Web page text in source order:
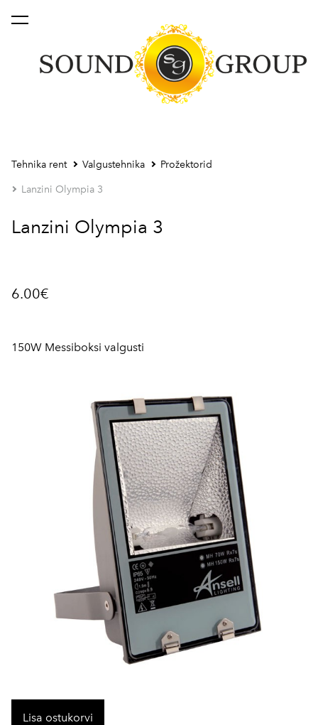
lisati ostukorvi. Vaata ostukorvi
Tehnika rent Valgustehnika Prožektorid
Lanzini Olympia 3
Lisa ostukorvi
Lanzini Olympia 3
6.00€
150W Messiboksi valgusti